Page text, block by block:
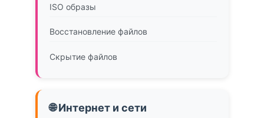
ISO образы
Восстановление файлов
Скрытие файлов
🌐 Интернет и сети